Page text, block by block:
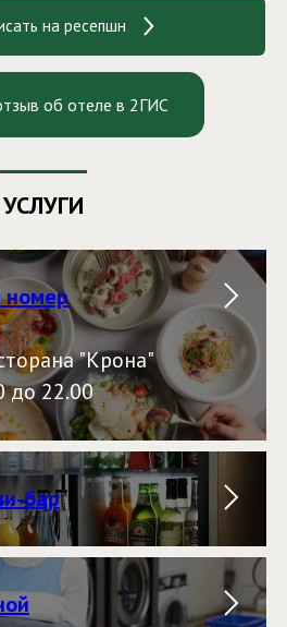
на ресепшн
об отеле в 2ГИС
УСЛУГИ
номер
"Крона"
до 22.00
бар